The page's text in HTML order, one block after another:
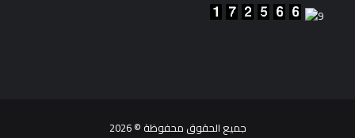
جميع الحقوق محفوظة © 2026